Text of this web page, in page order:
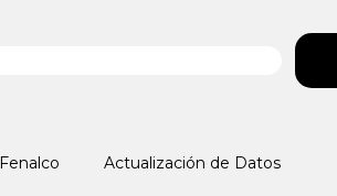
Actualización de Datos